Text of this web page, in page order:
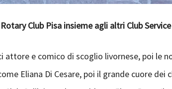
Club Pisa insieme agli altri Club
attore e comico di scoglio livornese, poi le
Eliana Di Cesare, poi il grande cuore